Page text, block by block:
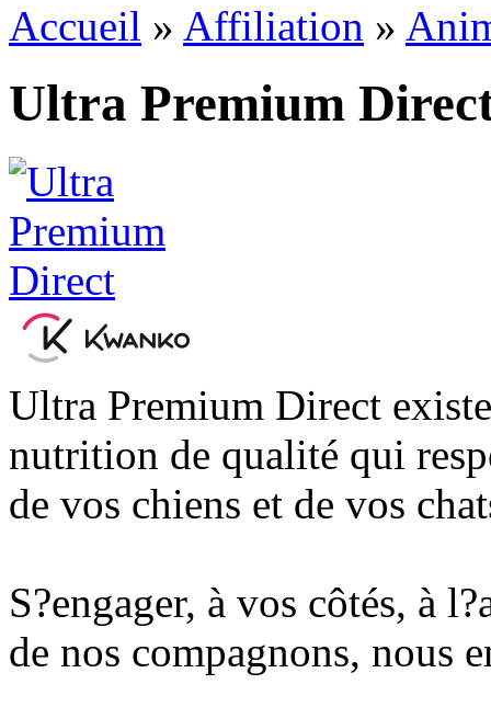
Accueil » Affiliation »
Ultra Premium
Ultra Premium Direct
nutrition de qualité qui
de vos chiens et de vos
S?engager, à vos côtés, à
de nos compagnons, nous